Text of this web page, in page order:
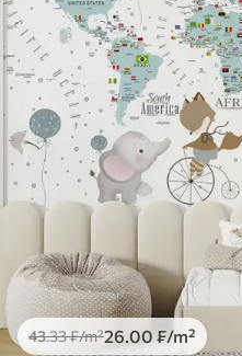
43.33₣/m²26 .00 ₣/m²